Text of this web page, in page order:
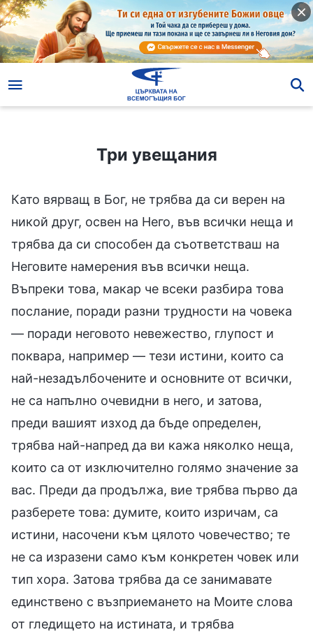
Три увещания
Като вярващ в Бог, не трябва да си верен на
никой друг, освен на Него, във всички неща и
трябва да си способен да съответстваш на
Неговите намерения във всички неща.
Въпреки това, макар че всеки разбира това
послание, поради разни трудности на човека
— поради неговото невежество, глупост и
поквара, например — тези истини, които са
най-незадълбочените и основните от всички,
не са напълно очевидни в него, и затова,
преди вашият изход да бъде определен,
трябва най-напред да ви кажа няколко неща,
които са от изключително голямо значение за
вас. Преди да продължа, вие трябва първо да
разберете това: думите, които изричам, са
истини, насочени към цялото човечество; те
не са изразени само към конкретен човек или
тип хора. Затова трябва да се занимавате
единствено с възприемането на Моите слова
от гледището на истината, и трябва